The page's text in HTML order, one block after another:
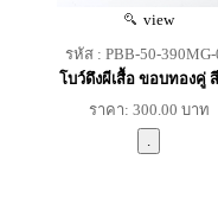
view
รหัส : PBB-50-390MG-
โบว์ดึงผีเสื้อ ขอบทองคู่
ราคา: 300.00 บาท